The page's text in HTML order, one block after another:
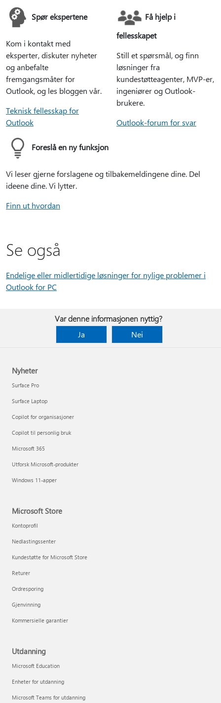
Spør ekspertene
Kom i kontakt med
eksperter, diskuter nyheter
og anbefalte
fremgangsmåter for
Outlook, og les bloggen vår.
Teknisk fellesskap for
Outlook
Få hjelp i
fellesskapet
Still et spørsmål, og finn
løsninger fra
kundestøtteagenter, MVP-er,
ingeniører og Outlook-
brukere.
Outlook-forum for svar
Foreslå en ny funksjon
Vi leser gjerne forslagene og tilbakemeldingene dine. Del
ideene dine. Vi lytter.
Finn ut hvordan
Se også
Endelige eller midlertidige løsninger for nylige problemer i
Outlook for PC
Var denne informasjonen nyttig?
Ja
Nei
Nyheter
Surface Pro
Surface Laptop
Copilot for organisasjoner
Copilot til personlig bruk
Microsoft 365
Utforsk Microsoft-produkter
Windows 11-apper
Microsoft Store
Kontoprofil
Nedlastingssenter
Kundestøtte for Microsoft Store
Returer
Ordresporing
Gjenvinning
Kommersielle garantier
Utdanning
Microsoft Education
Enheter for utdanning
Microsoft Teams for utdanning